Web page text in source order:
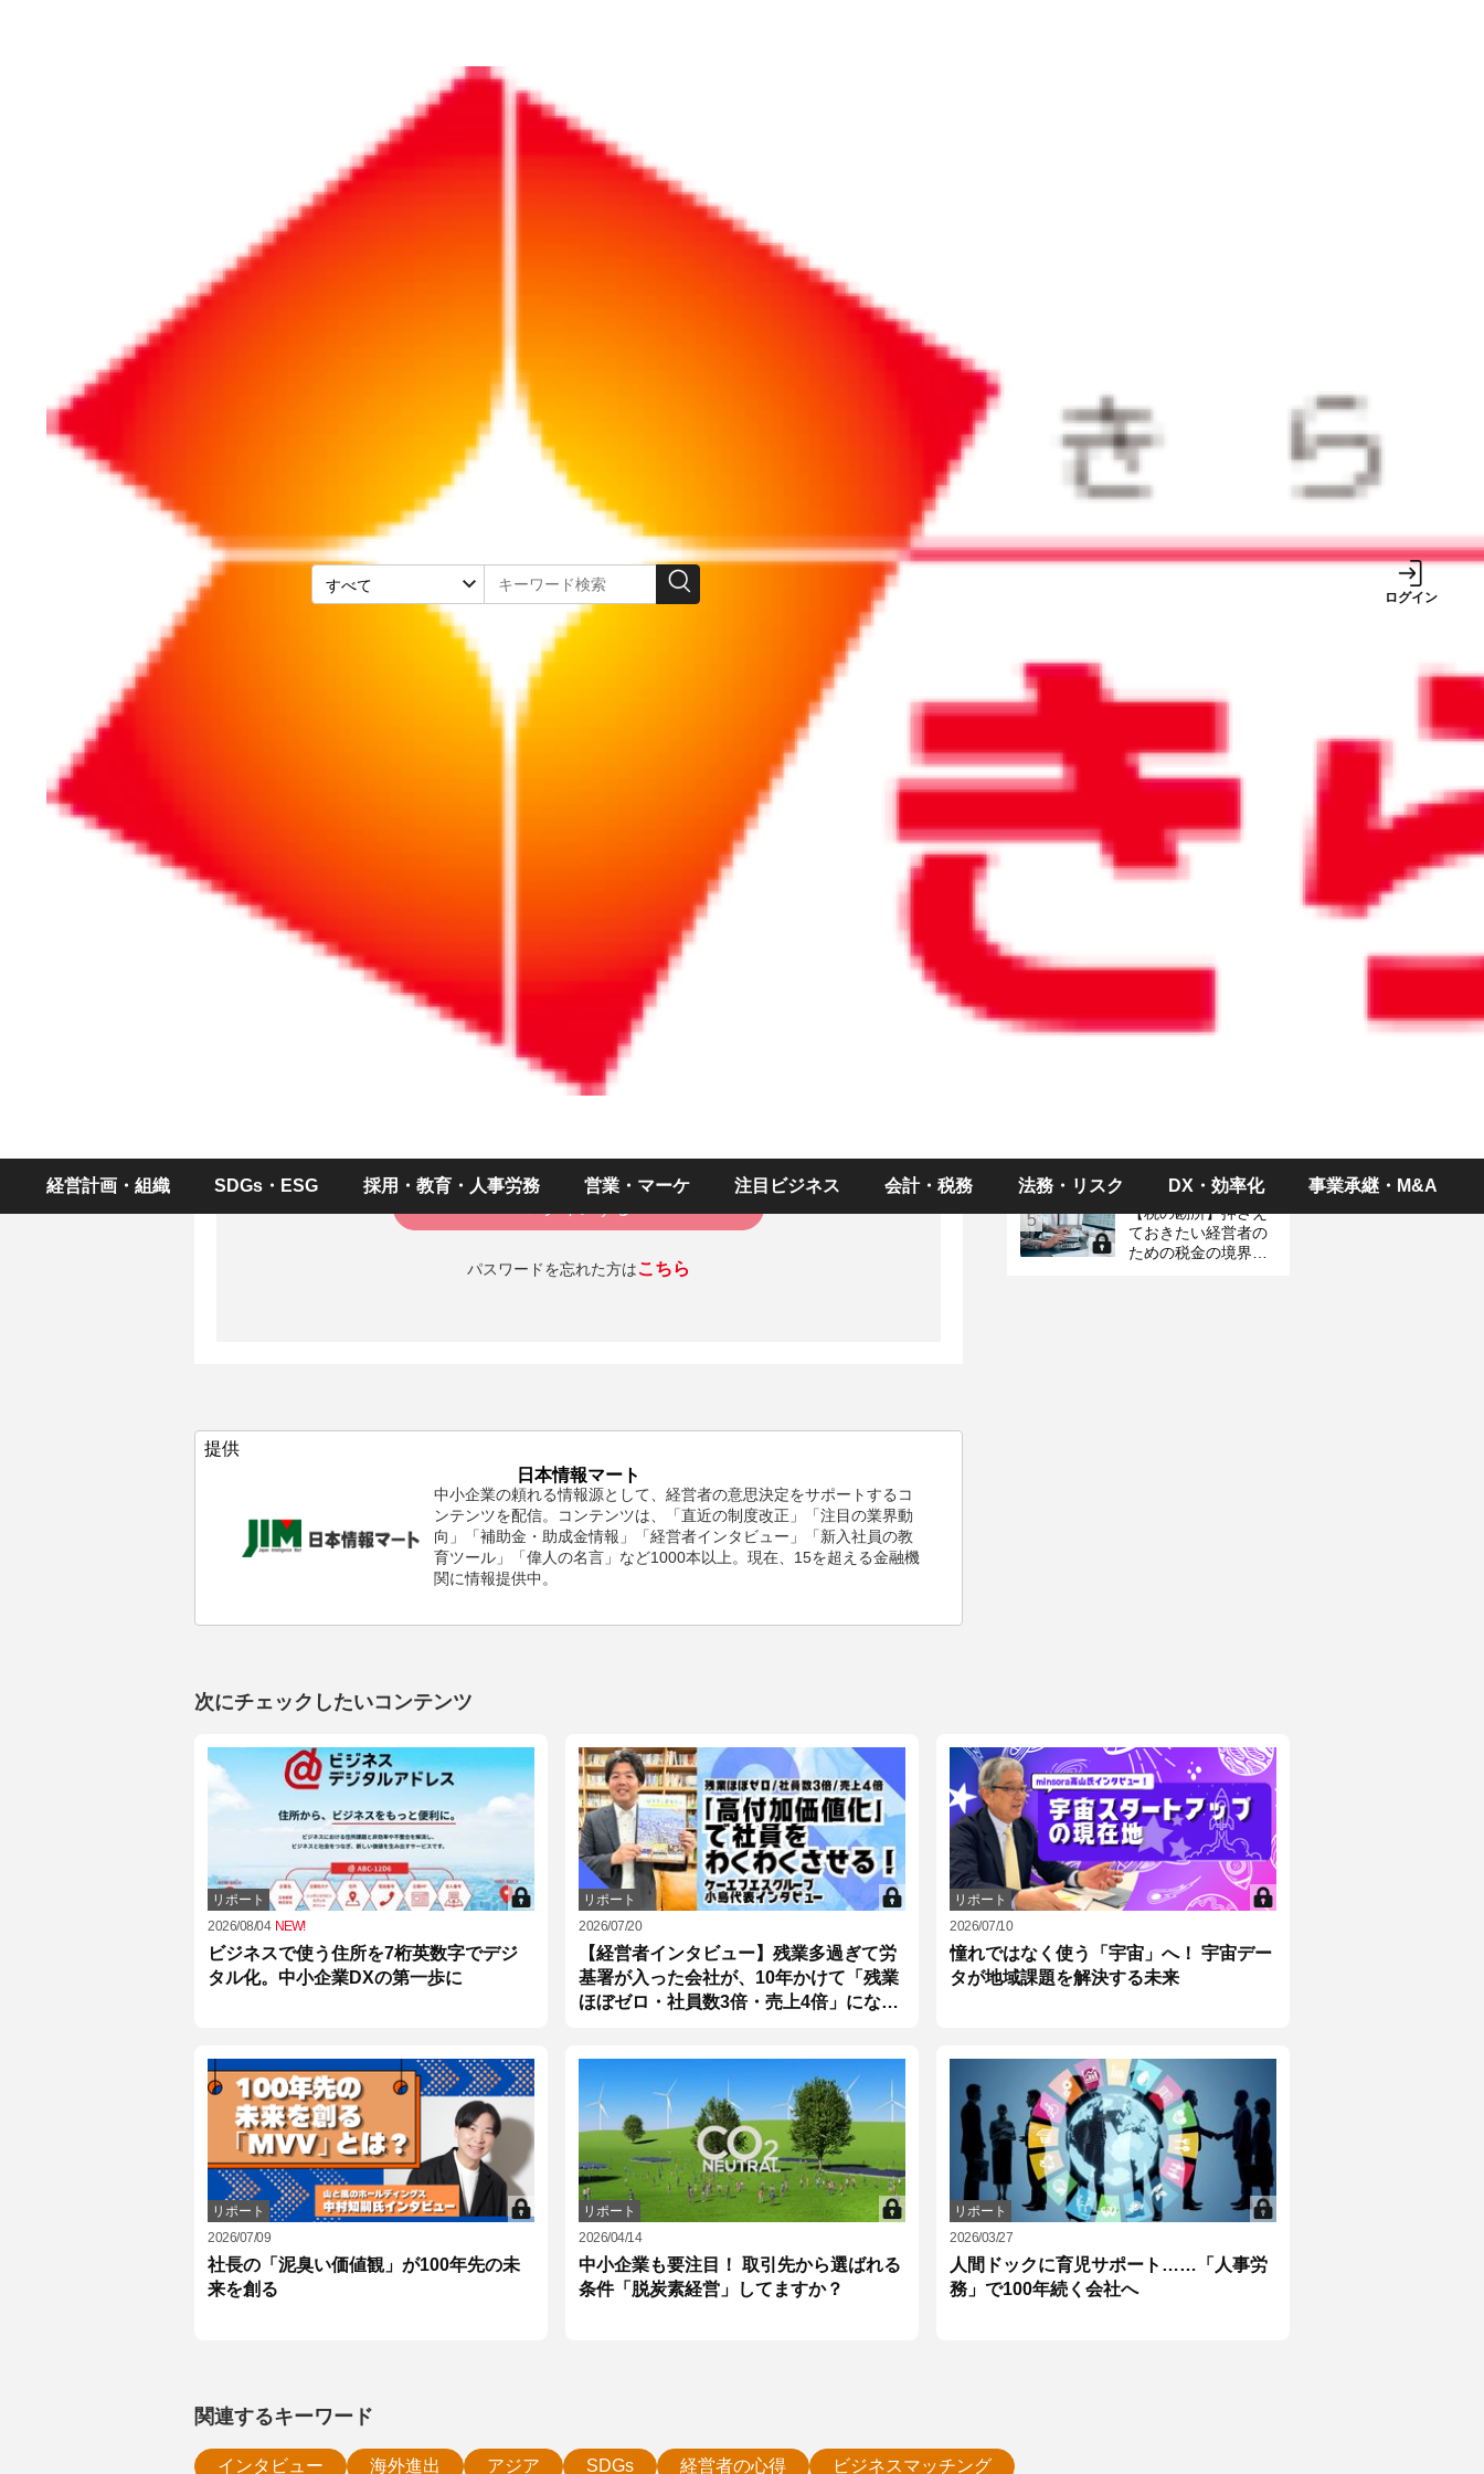
ログイン
経営計画・組織 SDGs・ESG 採用・教育・人事労務 営業・マーケ 注目ビジネス 会計・税務 法務・リスク DX・効率化 事業承継・M&A
SDGs・ESG 開発途上国での取引を円滑にする「オープンマインド」実践7カ条
この記事を印刷する
開発途上国での取引を円滑にする「オープンマイン
東南アジアの100以上の企業・団体との太いパイプを持つソーシャルマッチの代
表2人に、開発途上国の企業と円滑に取引をする秘訣をインタビューしました。
続きをお読みになるにはログインが必要です。
ID（メールアドレス）
ログインを維持する
パスワードを忘れた方はこちら
提供
日本情報マート
中小企業の頼れる情報源として、経営者の意思決定をサポートするコ
ンテンツを配信。コンテンツは、「直近の制度改正」「注目の業界動
向」「補助金・助成金情報」「経営者インタビュー」「新入社員の教
育ツール」「偉人の名言」など1000本以上。現在、15を超える金融機
関に情報提供中。
2025/12/23
山形県が経験豊富な副業プロ人
材とのマッチングを支援！やま
がた未来（みら）くる人材活用
2024/12/24
2024年10月から値上げした郵便
料金。電子化でコスト高を解決
巷で噂の税金対策は
2
ょっと未来のニュー
お金のやり取りがな
5
【税の勘所】押さえ
ておきたい経営者の
ための税金の境界線
次にチェックしたいコンテンツ
リポート
2026/08/04 NEW!
ビジネスで使う住所を7桁英数字でデジ
タル化。中小企業DXの第一歩に
リポート
2026/07/20
【経営者インタビュー】残業多過ぎて労
基署が入った会社が、10年かけて「残業
ほぼゼロ・社員数3倍・売上4倍」になっ
リポート
2026/07/10
憧れではなく使う「宇宙」へ！ 宇宙デー
タが地域課題を解決する未来
リポート
2026/07/09
社長の「泥臭い価値観」が100年先の未
来を創る
リポート
2026/04/14
中小企業も要注目！ 取引先から選ばれる
条件「脱炭素経営」してますか？
リポート
2026/03/27
人間ドックに育児サポート……「人事労
務」で100年続く会社へ
関連するキーワード
インタビュー 海外進出 アジア SDGs 経営者の心得 ビジネスマッチング